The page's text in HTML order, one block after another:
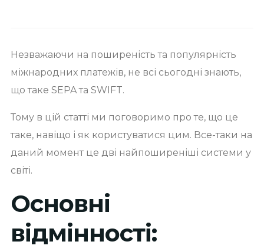
Незважаючи на поширеність та популярність
міжнародних платежів, не всі сьогодні знають,
що таке SEPA та SWIFT.
Тому в цій статті ми поговоримо про те, що це
таке, навіщо і як користуватися цим. Все-таки на
даний момент це дві найпоширеніші системи у
світі.
Основні
відмінності: